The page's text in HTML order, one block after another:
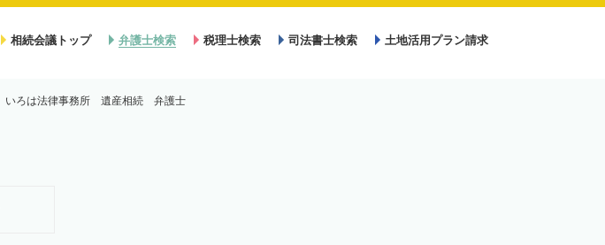
相続会議トップ 弁護士検索 税理士検索 司法書士検索 土地活用プラン請求
いろは法律事務所 遺産相続 弁護士